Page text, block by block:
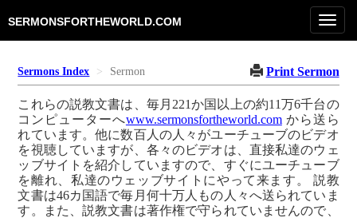
SERMONSFORTHEWORLD.COM
Sermons Index Sermon Print Sermon
これらの説教文書は、毎月221か国以上の約11万6千台の
コンピューターへwww.sermonsfortheworld.comから送ら
れています。他に数百人の人々がユーチューブのビデオ
を視聴していますが、各々のビデオは、直接私達のウェ
ッブサイトを紹介していますので、すぐにユーチューブ
を離れ、私達のウェッブサイトにやって来ます。 説教
文書は46カ国語で毎月何十万人もの人々へ送られていま
す。また、説教文書は著作権で守られていませんので、